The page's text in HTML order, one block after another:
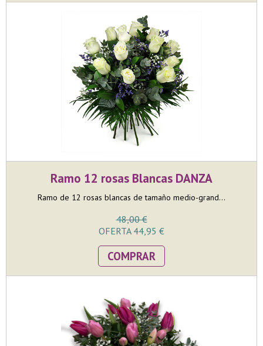
Ramo 12 rosas Blancas DANZA
Ramo de 12 rosas blancas de tamaño medio-grand...
48,00 €
OFERTA 44,95 €
COMPRAR